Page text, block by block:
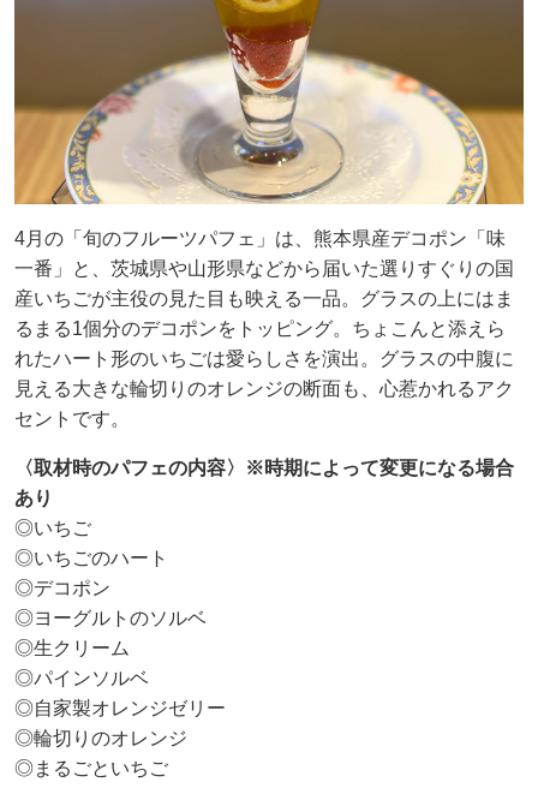
4月の「旬のフルーツパフェ」は、熊本県産デコポン「味
一番」と、茨城県や山形県などから届いた選りすぐりの国
産いちごが主役の見た目も映える一品。グラスの上にはま
るまる1個分のデコポンをトッピング。ちょこんと添えら
れたハート形のいちごは愛らしさを演出。グラスの中腹に
見える大きな輪切りのオレンジの断面も、心惹かれるアク
セントです。
〈取材時のパフェの内容〉※時期によって変更になる場合
あり
◎いちご
◎いちごのハート
◎デコポン
◎ヨーグルトのソルベ
◎生クリーム
◎パインソルベ
◎自家製オレンジゼリー
◎輪切りのオレンジ
◎まるごといちご